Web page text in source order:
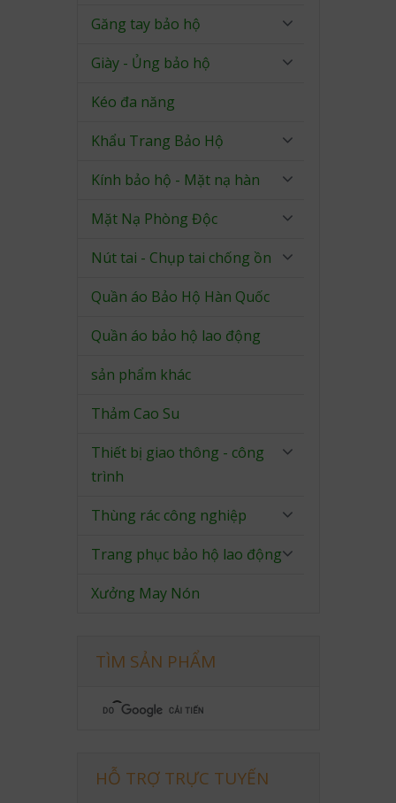
Găng tay bảo hộ
Giày - Ủng bảo hộ
Kéo đa năng
Khẩu Trang Bảo Hộ
Kính bảo hộ - Mặt nạ hàn
Mặt Nạ Phòng Độc
Nút tai - Chụp tai chống ồn
Quần áo Bảo Hộ Hàn Quốc
Quần áo bảo hộ lao động
sản phẩm khác
Thảm Cao Su
Thiết bị giao thông - công
trình
Thùng rác công nghiệp
Trang phục bảo hộ lao động
Xưởng May Nón
TÌM SẢN PHẨM
HỖ TRỢ TRỰC TUYẾN